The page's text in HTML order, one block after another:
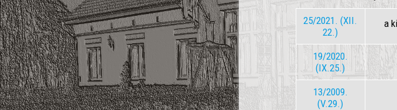
25/2021. (XII.
22.)
a
19/2020.
(IX.25.)
13/2009.
(V.29.)